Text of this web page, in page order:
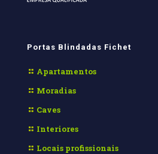
Portas Blindadas Fichet
Apartamentos
Moradias
Caves
Interiores
Locais profissionais